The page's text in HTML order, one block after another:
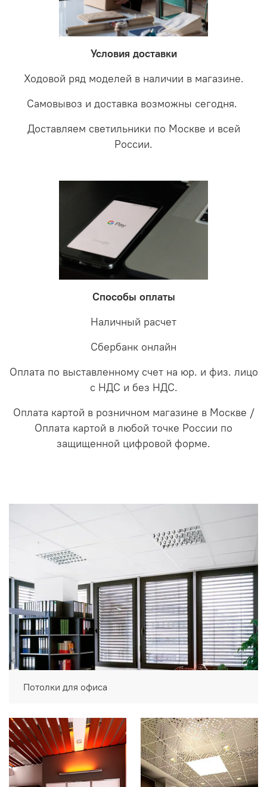
светильники на экспертизу производителю. После
проверки будет выясненная причина поломки и
соотношении с светодиодными. В этом случае покупая
LED светильники не только экономите деньги но еще
забудете что такое тусклость и недостаток освещения.
Условия доставки
Ходовой ряд моделей в наличии в магазине.
Самовывоз и доставка возможны сегодня.
Доставляем светильники по Москве и всей
России.
Способы оплаты
Наличный расчет
Сбербанк онлайн
Оплата по выставленному счет на юр. и физ. лицо
с НДС и без НДС.
Оплата картой в розничном магазине в Москве /
Оплата картой в любой точке России по
защищенной цифровой форме.
Потолки для офиса